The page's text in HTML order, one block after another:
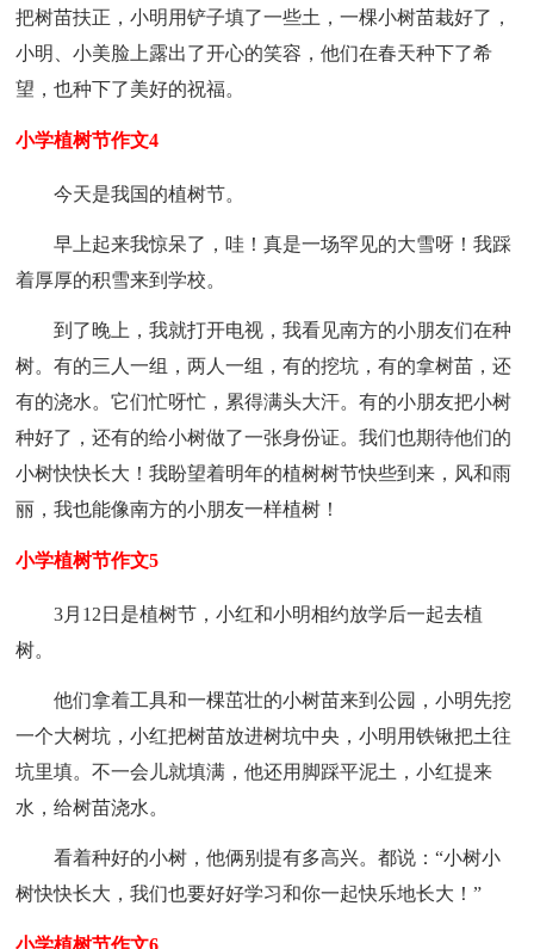
把树苗扶正，小明用铲子填了一些土，一棵小树苗栽好了，
小明、小美脸上露出了开心的笑容，他们在春天种下了希
望，也种下了美好的祝福。
小学植树节作文4
今天是我国的植树节。
早上起来我惊呆了，哇！真是一场罕见的大雪呀！我踩
着厚厚的积雪来到学校。
到了晚上，我就打开电视，我看见南方的小朋友们在种
树。有的三人一组，两人一组，有的挖坑，有的拿树苗，还
有的浇水。它们忙呀忙，累得满头大汗。有的小朋友把小树
种好了，还有的给小树做了一张身份证。我们也期待他们的
小树快快长大！我盼望着明年的植树树节快些到来，风和雨
丽，我也能像南方的小朋友一样植树！
小学植树节作文5
3月12日是植树节，小红和小明相约放学后一起去植
树。
他们拿着工具和一棵茁壮的小树苗来到公园，小明先挖
一个大树坑，小红把树苗放进树坑中央，小明用铁锹把土往
坑里填。不一会儿就填满，他还用脚踩平泥土，小红提来
水，给树苗浇水。
看着种好的小树，他俩别提有多高兴。都说：“小树小
树快快长大，我们也要好好学习和你一起快乐地长大！”
小学植树节作文6